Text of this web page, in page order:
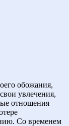
обожания,
увлечения,
отношения
Со временем